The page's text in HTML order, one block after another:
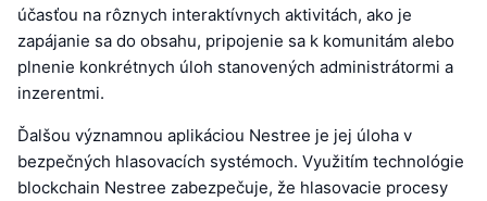
účasťou na rôznych interaktívnych aktivitách, ako je
zapájanie sa do obsahu, pripojenie sa k komunitám alebo
plnenie konkrétnych úloh stanovených administrátormi a
inzerentmi.
Ďalšou významnou aplikáciou Nestree je jej úloha v
bezpečných hlasovacích systémoch. Využitím technológie
blockchain Nestree zabezpečuje, že hlasovacie procesy